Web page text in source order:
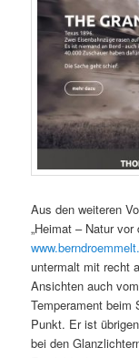
Aus den weiteren
„Heimat – Natur vor
untermalt mit recht
Ansichten auch
Temperament beim
Punkt. Er ist
bei den